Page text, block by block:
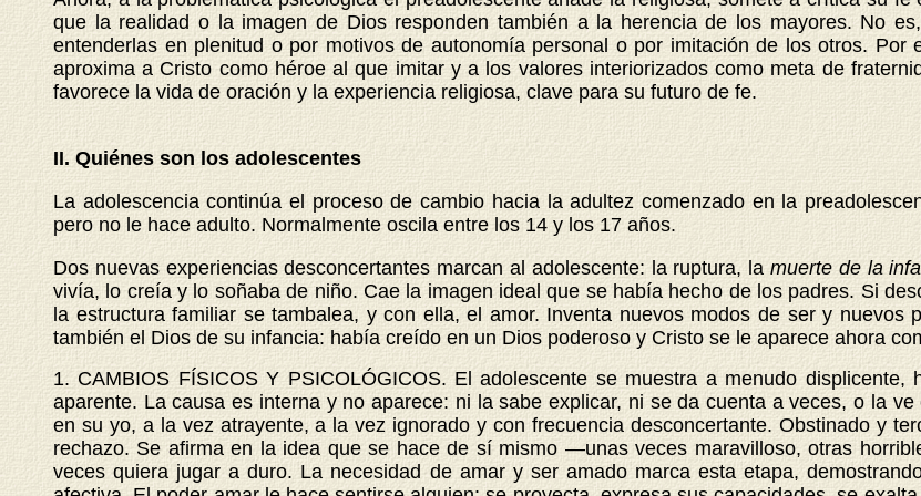
que la realidad o la imagen de Dios responden también a la herencia de los mayores. No
entenderlas en plenitud o por motivos de autonomía personal o por imitación de los otros.
aproxima a Cristo como héroe al que imitar y a los valores interiorizados como meta de
favorece la vida de oración y la experiencia religiosa, clave para su futuro de fe.
II. Quiénes son los adolescentes
La adolescencia continúa el proceso de cambio hacia la adultez comenzado en la
pero no le hace adulto. Normalmente oscila entre los 14 y los 17 años.
Dos nuevas experiencias desconcertantes marcan al adolescente: la ruptura, la muerte de la
vivía, lo creía y lo soñaba de niño. Cae la imagen ideal que se había hecho de los padres. Si
la estructura familiar se tambalea, y con ella, el amor. Inventa nuevos modos de ser y nuevos
también el Dios de su infancia: había creído en un Dios poderoso y Cristo se le aparece ahora
1. CAMBIOS FÍSICOS Y PSICOLÓGICOS. El adolescente se muestra a menudo
aparente. La causa es interna y no aparece: ni la sabe explicar, ni se da cuenta a veces, o la
en su yo, a la vez atrayente, a la vez ignorado y con frecuencia desconcertante. Obstinado y
rechazo. Se afirma en la idea que se hace de sí mismo —unas veces maravilloso, otras
veces quiera jugar a duro. La necesidad de amar y ser amado marca esta etapa,